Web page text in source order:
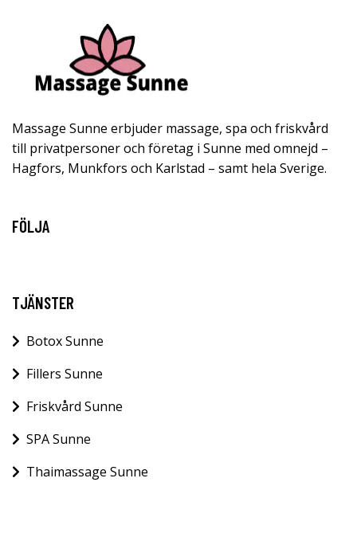
Massage Sunne erbjuder massage, spa och friskvård
till privatpersoner och företag i Sunne med omnejd –
Hagfors, Munkfors och Karlstad – samt hela Sverige.
FÖLJA
TJÄNSTER
Botox Sunne
Fillers Sunne
Friskvård Sunne
SPA Sunne
Thaimassage Sunne